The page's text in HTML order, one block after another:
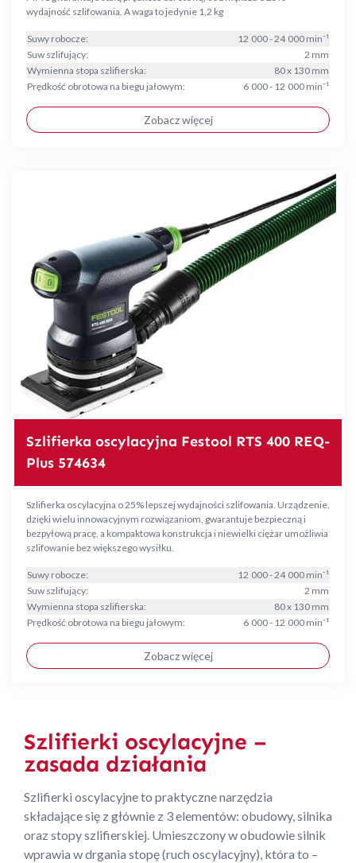
wydajność szlifowania. A waga to jedynie 1,2 kg
Suwy robocze:
12 000 - 24 000 min⁻¹
Suw szlifujący:
2 mm
Wymienna stopa szlifierska:
80 x 130 mm
Prędkość obrotowa na biegu jałowym:
6 000 - 12 000 min⁻¹
Zobacz więcej
Szlifierka oscylacyjna Festool RTS 400 REQ-
Plus 574634
Szlifierka oscylacyjna o 25% lepszej wydajności szlifowania. Urządzenie,
dzięki wielu innowacyjnym rozwiązaniom, gwarantuje bezpieczną i
bezpyłową pracę, a kompaktowa konstrukcja i niewielki ciężar umożliwia
szlifowanie bez większego wysiłku.
Suwy robocze:
12 000 - 24 000 min⁻¹
Suw szlifujący:
2 mm
Wymienna stopa szlifierska:
80 x 130 mm
Prędkość obrotowa na biegu jałowym:
6 000 - 12 000 min⁻¹
Zobacz więcej
Szlifierki oscylacyjne –
zasada działania
Szlifierki oscylacyjne to praktyczne narzędzia
składające się z głównie z 3 elementów: obudowy, silnika
oraz stopy szlifierskiej. Umieszczony w obudowie silnik
wprawia w drgania stopę (ruch oscylacyjny), która to –